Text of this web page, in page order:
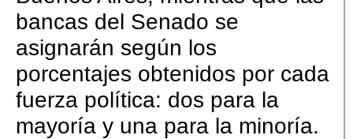
bancas del Senado se
asignarán según los
porcentajes obtenidos por cada
fuerza política: dos para la
mayoría y una para la minoría.